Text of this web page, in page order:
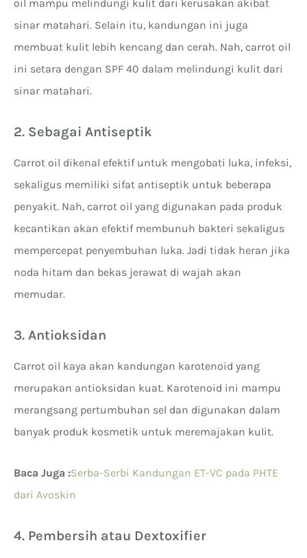
oil mampu melindungi kulit dari kerusakan akibat
sinar matahari. Selain itu, kandungan ini juga
membuat kulit lebih kencang dan cerah. Nah, carrot oil
ini setara dengan SPF 40 dalam melindungi kulit dari
sinar matahari.
2. Sebagai Antiseptik
Carrot oil dikenal efektif untuk mengobati luka, infeksi,
sekaligus memiliki sifat antiseptik untuk beberapa
penyakit. Nah, carrot oil yang digunakan pada produk
kecantikan akan efektif membunuh bakteri sekaligus
mempercepat penyembuhan luka. Jadi tidak heran jika
noda hitam dan bekas jerawat di wajah akan
memudar.
3. Antioksidan
Carrot oil kaya akan kandungan karotenoid yang
merupakan antioksidan kuat. Karotenoid ini mampu
merangsang pertumbuhan sel dan digunakan dalam
banyak produk kosmetik untuk meremajakan kulit.
Baca Juga :Serba-Serbi Kandungan ET-VC pada PHTE
dari Avoskin
4. Pembersih atau Dextoxifier